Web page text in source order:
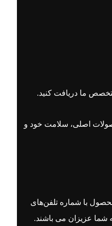
اصلی، سلامت خود و
با شماره تلفن‌های
شما عزیزان می باشند.